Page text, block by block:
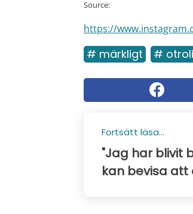
Source:
https://
# märkligt #
Fortsätt läsa...
"Jag har blivit
kan bevisa att